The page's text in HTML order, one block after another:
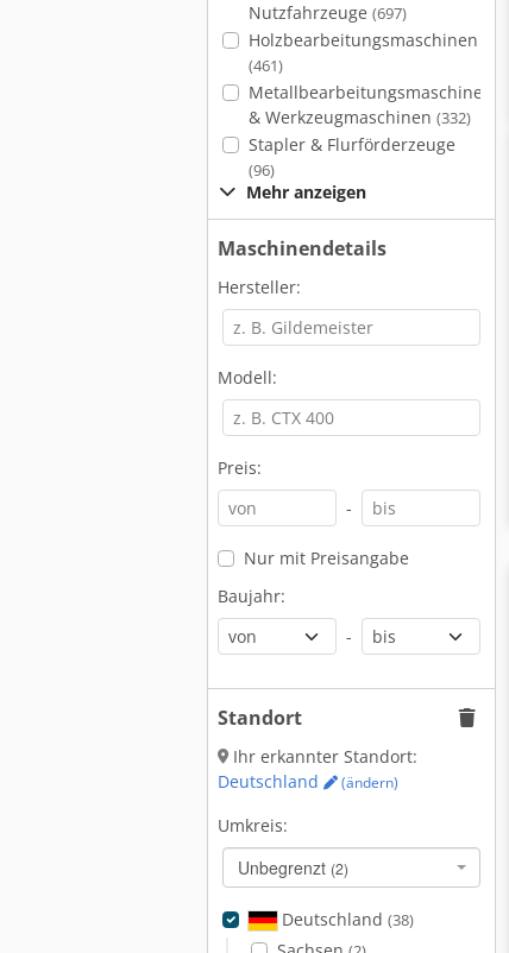
Nutzfahrzeuge (697)
Holzbearbeitungsmaschinen
(461)
Metallbearbeitungsmaschinen
& Werkzeugmaschinen (332)
Stapler & Flurförderzeuge
(96)
Mehr anzeigen
Maschinendetails
Hersteller:
Modell:
Preis:
-
Nur mit Preisangabe
Baujahr:
-
Standort
Ihr erkannter Standort:
Deutschland
(ändern)
Umkreis:
Unbegrenzt (2)
Deutschland (38)